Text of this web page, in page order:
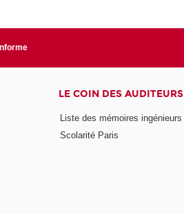
LE COIN DES AUDITEURS
Liste des mémoires ingénieurs
Scolarité Paris